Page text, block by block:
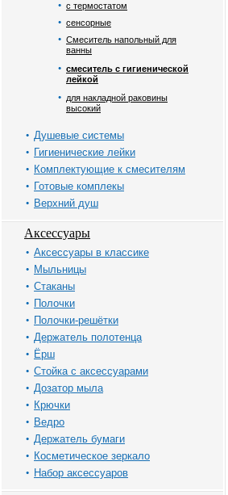
с термостатом
сенсорные
Смеситель напольный для
ванны
смеситель с гигиенической
лейкой
для накладной раковины
высокий
Душевые системы
Гигиенические лейки
Комплектующие к смесителям
Готовые комплекы
Верхний душ
Аксессуары
Аксессуары в классике
Мыльницы
Стаканы
Полочки
Полочки-решётки
Держатель полотенца
Ёрш
Стойка с аксессуарами
Дозатор мыла
Крючки
Ведро
Держатель бумаги
Косметическое зеркало
Набор аксессуаров